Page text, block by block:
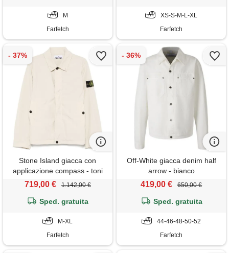
M
Farfetch
XS-S-M-L-XL
Farfetch
Stone Island giacca con
applicazione compass - toni
neutri
719,00 € 1.142,00 €
Sped. gratuita
M-XL
Farfetch
Off-White giacca denim half
arrow - bianco
419,00 € 650,00 €
Sped. gratuita
44-46-48-50-52
Farfetch